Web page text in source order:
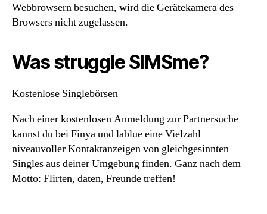
Webbrowsern besuchen, wird die Gerätekamera des
Browsers nicht zugelassen.
Was struggle SIMSme?
Kostenlose Singlebörsen
Nach einer kostenlosen Anmeldung zur Partnersuche
kannst du bei Finya und lablue eine Vielzahl
niveauvoller Kontaktanzeigen von gleichgesinnten
Singles aus deiner Umgebung finden. Ganz nach dem
Motto: Flirten, daten, Freunde treffen!